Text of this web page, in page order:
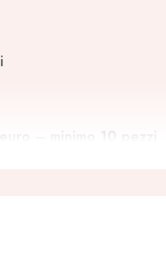
– minimo 10 pezzi